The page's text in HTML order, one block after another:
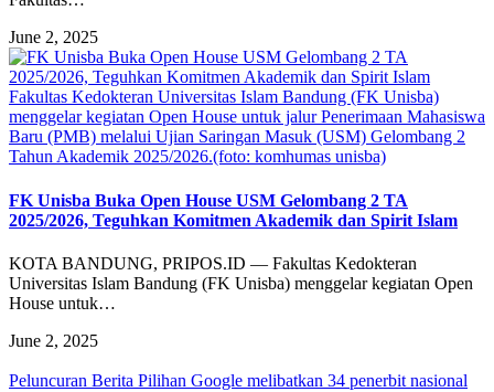
June 2, 2025
Fakultas Kedokteran Universitas Islam Bandung (FK Unisba)
menggelar kegiatan Open House untuk jalur Penerimaan Mahasiswa
Baru (PMB) melalui Ujian Saringan Masuk (USM) Gelombang 2
Tahun Akademik 2025/2026.(foto: komhumas unisba)
FK Unisba Buka Open House USM Gelombang 2 TA
2025/2026, Teguhkan Komitmen Akademik dan Spirit Islam
KOTA BANDUNG, PRIPOS.ID — Fakultas Kedokteran
Universitas Islam Bandung (FK Unisba) menggelar kegiatan Open
House untuk…
June 2, 2025
Peluncuran Berita Pilihan Google melibatkan 34 penerbit nasional